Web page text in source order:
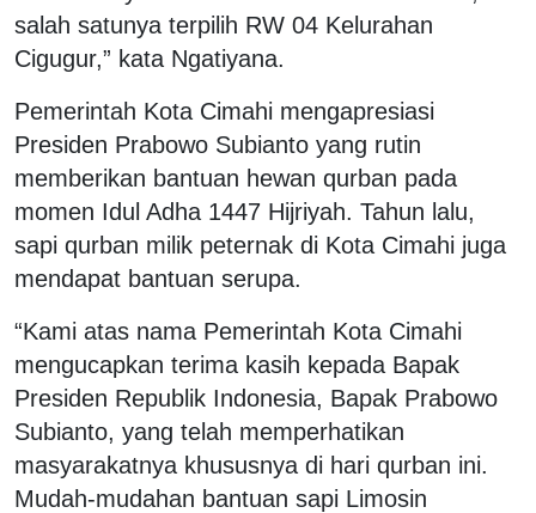
salah satunya terpilih RW 04 Kelurahan
Cigugur,” kata Ngatiyana.
Pemerintah Kota Cimahi mengapresiasi
Presiden Prabowo Subianto yang rutin
memberikan bantuan hewan qurban pada
momen Idul Adha 1447 Hijriyah. Tahun lalu,
sapi qurban milik peternak di Kota Cimahi juga
mendapat bantuan serupa.
“Kami atas nama Pemerintah Kota Cimahi
mengucapkan terima kasih kepada Bapak
Presiden Republik Indonesia, Bapak Prabowo
Subianto, yang telah memperhatikan
masyarakatnya khususnya di hari qurban ini.
Mudah-mudahan bantuan sapi Limosin